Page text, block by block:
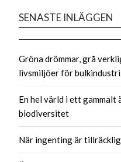
SENASTE INLÄGGEN
Gröna drömmar, grå
livsmiljöer för
En hel värld i ett gammalt
biodiversitet
När ingenting är